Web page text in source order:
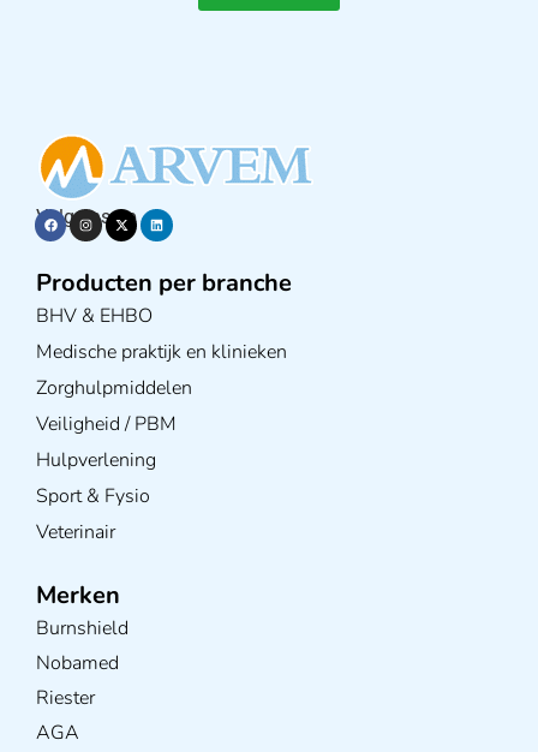
Volg ons op
Producten per branche
BHV & EHBO
Medische praktijk en klinieken
Zorghulpmiddelen
Veiligheid / PBM
Hulpverlening
Sport & Fysio
Veterinair
Merken
Burnshield
Nobamed
Riester
AGA